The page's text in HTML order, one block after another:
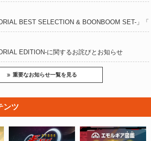
BEST SELECTION & BOONBOOM SET-」
EDITION-に関するお詫びとお知らせ
重要なお知らせ一覧を見る
ンツ